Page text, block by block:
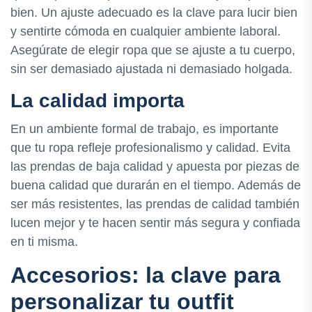
bien. Un ajuste adecuado es la clave para lucir bien
y sentirte cómoda en cualquier ambiente laboral.
Asegúrate de elegir ropa que se ajuste a tu cuerpo,
sin ser demasiado ajustada ni demasiado holgada.
La calidad importa
En un ambiente formal de trabajo, es importante
que tu ropa refleje profesionalismo y calidad. Evita
las prendas de baja calidad y apuesta por piezas de
buena calidad que durarán en el tiempo. Además de
ser más resistentes, las prendas de calidad también
lucen mejor y te hacen sentir más segura y confiada
en ti misma.
Accesorios: la clave para
personalizar tu outfit